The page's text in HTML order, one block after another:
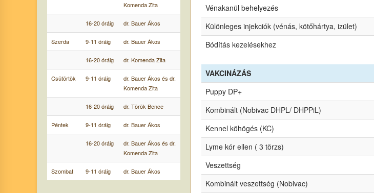
Komenda Zita
16-20 óráig dr. Bauer Ákos
Szerda 9-11 óráig dr. Bauer Ákos
16-20 óráig dr. Komenda Zita
Csütörtök 9-11 óráig
dr. Bauer Ákos és dr.
Komenda Zita
16-20 óráig dr. Török Bence
Péntek 9-11 óráig dr. Bauer Ákos
16-20 óráig
dr. Bauer Ákos és dr.
Komenda Zita
Szombat 9-11 óráig dr. Bauer Ákos
Vénakanül behelyezés
Különleges injekciók (vénás, kötőhártya, izület)
Bódítás kezelésekhez
VAKCINÁZÁS
Puppy DP+
Kombinált (Nobivac DHPL/ DHPPiL)
Kennel köhögés (KC)
Lyme kór ellen ( 3 törzs)
Veszettség
Kombinált veszettség (Nobivac)